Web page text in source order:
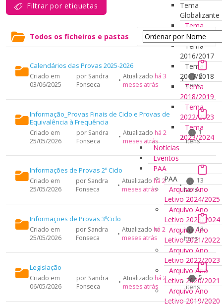
Tema
Globalizante
Tema
2015/2016
Tema
2016/2017
Tema
2017/2018
Tema
2018/2019
Tema
2022/2023
Tema
2023/2024
Notícias
Eventos
PAA
PAA
Arquivo Ano
Letivo 2024/2025
Arquivo Ano
Letivo 2023/2024
Arquivo Ano
Letivo 2021/2022
Arquivo Ano
Letivo 2022/2023
Arquivo Ano
Letivo 2020/2021
Arquivo Ano
Letivo 2019/2020
Filtrar por etiquetas
Todos os ficheiros e pastas
Calendários das Provas 2025-2026
Criado em
03/06/2025
por Sandra
Fonseca
• Atualizado há 3
meses atrás
•
6
itens
Informação_Provas Finais de Ciclo e Provas de
Equivalência à Frequência
Criado em
25/05/2026
por Sandra
Fonseca
• Atualizado há 2
meses atrás
•
1
itens
Informações de Provas 2º Ciclo
Criado em
25/05/2026
por Sandra
Fonseca
• Atualizado há 2
meses atrás
•
13
itens
Informações de Provas 3ºCiclo
Criado em
25/05/2026
por Sandra
Fonseca
• Atualizado há 2
meses atrás
•
18
itens
Legislação
Criado em
06/05/2026
por Sandra
Fonseca
• Atualizado há 2
meses atrás
•
5
itens